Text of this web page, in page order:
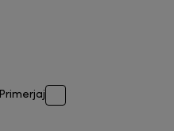
Primerjaj